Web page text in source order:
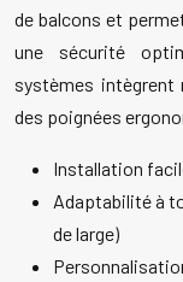
de balcons et
une sécurité
systèmes intègrent
des poignées
Installation
Adaptabilité à
de large)